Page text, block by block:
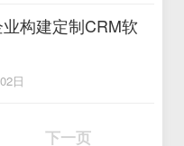
构建定制CRM软
日
下一页